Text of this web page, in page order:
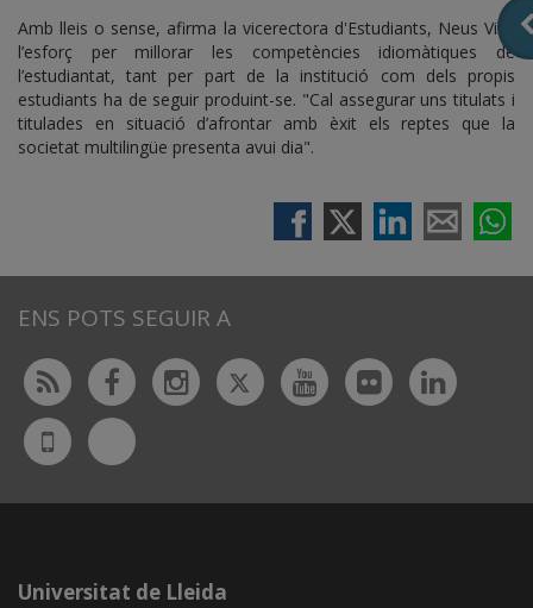
Amb lleis o sense, afirma la vicerectora d'Estudiants, Neus Vila,
l’esforç per millorar les competències idiomàtiques de
l’estudiantat, tant per part de la institució com dels propis
estudiants ha de seguir produint-se. "Cal assegurar uns titulats i
titulades en situació d’afrontar amb èxit els reptes que la
societat multilingüe presenta avui dia".
ENS POTS SEGUIR A
Rss FacebookInstagram
TwitterYoutubeFlickr
UdL
App
Bluesky
Universitat de Lleida